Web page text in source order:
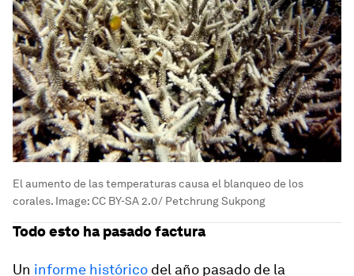
El aumento de las temperaturas causa el blanqueo de los
corales. Image:CC BY-SA 2.0/ Petchrung Sukpong
Todo esto ha pasado factura
Un informe histórico del año pasado de la